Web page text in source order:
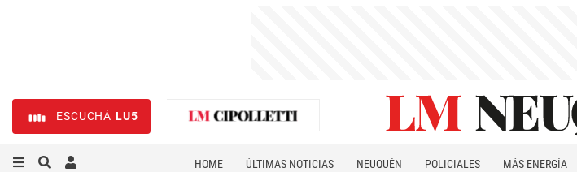
ESCUCHÁ LU5
HOME ÚLTIMAS NOTICIAS NEUQUÉN POLICIALES MÁS ENERGÍA